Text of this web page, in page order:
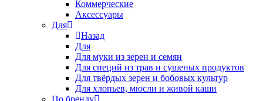
Коммерческие
Аксессуары
Для
Назад
Для
Для муки из зерен и семян
Для специй из трав и сушеных продуктов
Для твёрдых зерен и бобовых культур
Для хлопьев, мюсли и живой каши
По бренду